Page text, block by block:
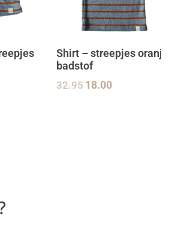
Shirt – streepjes oranje
badstof
32.95 18.00